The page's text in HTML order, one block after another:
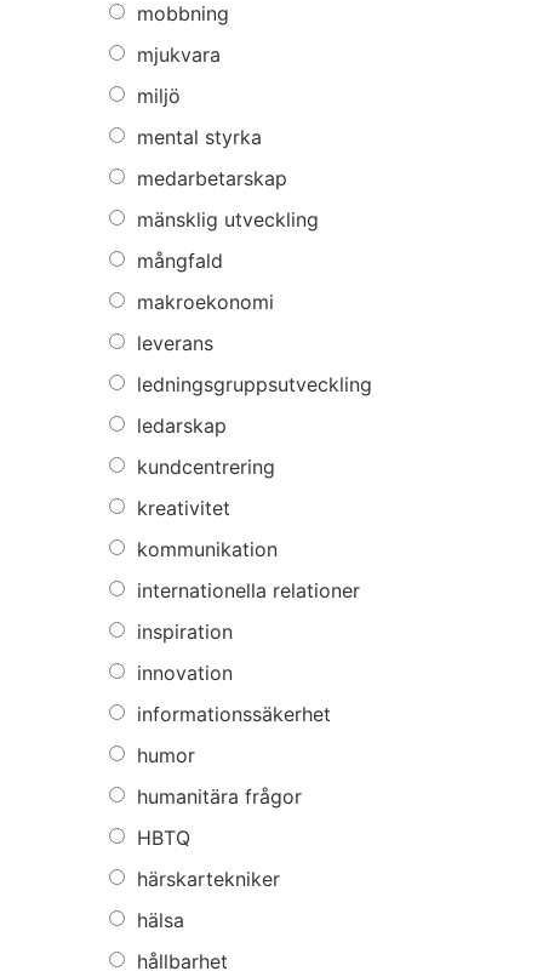
mobbning
mjukvara
miljö
mental styrka
medarbetarskap
mänsklig utveckling
mångfald
makroekonomi
leverans
ledningsgruppsutveckling
ledarskap
kundcentrering
kreativitet
kommunikation
internationella relationer
inspiration
innovation
informationssäkerhet
humor
humanitära frågor
HBTQ
härskartekniker
hälsa
hållbarhet